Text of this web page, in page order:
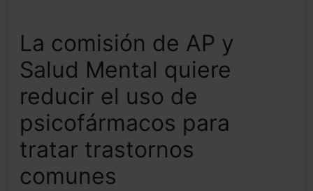
La comisión de AP y
Salud Mental quiere
reducir el uso de
psicofármacos para
tratar trastornos
comunes